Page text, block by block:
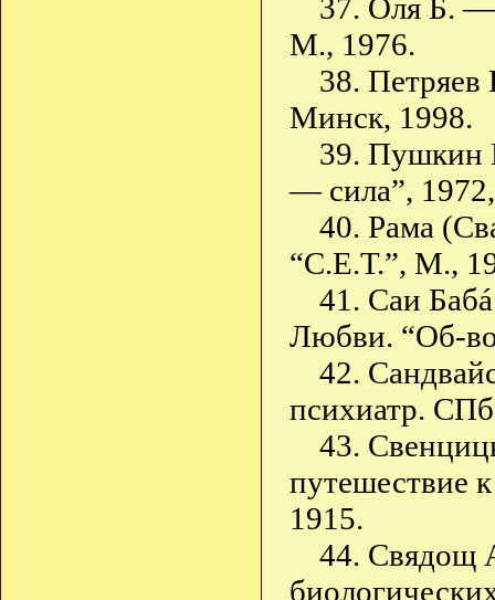
37. Оля Б. —
М., 1976.
38.
Минск, 1998.
39. Пушкин
— сила”,
40. Рама
“С.Е.Т.”, М.,
41. Саи
Любви. “Об-
42.
психиатр.
43.
путешествие
1915.
44. Свядощ